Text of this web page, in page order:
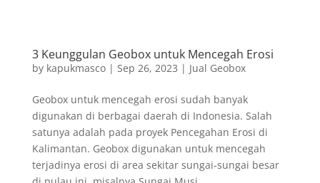
3 Keunggulan Geobox untuk Mencegah Erosi
by kapukmasco| Sep 26, 2023 | Jual Geobox
Geobox untuk mencegah erosi sudah banyak
digunakan di berbagai daerah di Indonesia. Salah
satunya adalah pada proyek Pencegahan Erosi di
Kalimantan. Geobox digunakan untuk mencegah
terjadinya erosi di area sekitar sungai-sungai besar